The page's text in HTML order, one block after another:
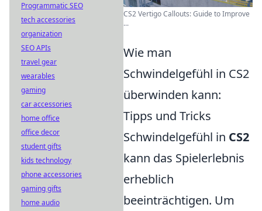
CS2 Vertigo Callouts: Guide to Improve
...
Wie man
Schwindelgefühl in CS2
überwinden kann:
Tipps und Tricks
Schwindelgefühl in CS2
kann das Spielerlebnis
erheblich
beeinträchtigen. Um
Programmatic SEO
tech accessories
organization
SEO APIs
travel gear
wearables
gaming
car accessories
home office
office decor
student gifts
kids technology
phone accessories
gaming gifts
home audio